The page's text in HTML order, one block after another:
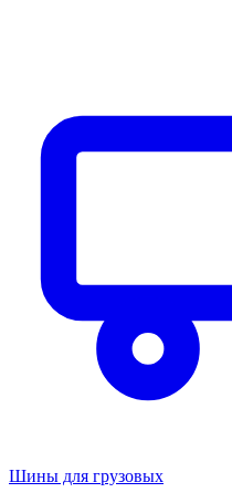
Шины для грузовых